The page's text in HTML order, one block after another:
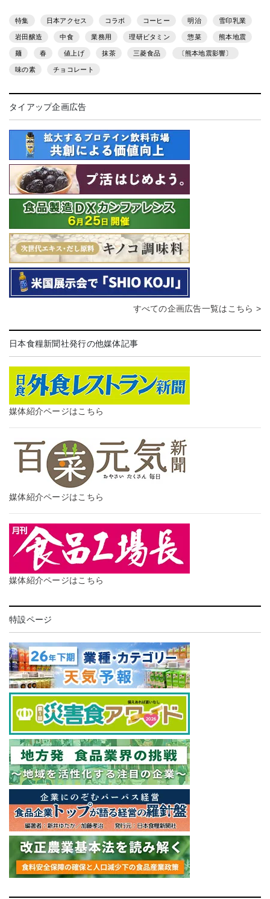
特集 日本アクセス コラボ コーヒー 明治 雪印乳業
岩田醸造 中食 業務用 理研ビタミン 惣菜 熊本地震
麺 春 値上げ 抹茶 三菱食品 〔熊本地震影響〕
味の素 チョコレート
タイアップ企画広告
すべての企画広告一覧はこちら >
日本食糧新聞社発行の他媒体記事
媒体紹介ページはこちら
媒体紹介ページはこちら
媒体紹介ページはこちら
特設ページ